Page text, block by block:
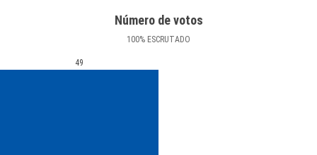
Número de votos
100% ESCRUTADO
49